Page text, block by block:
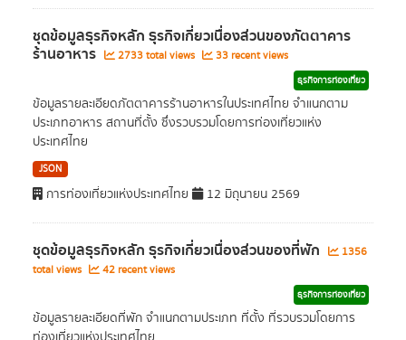
ชุดข้อมูลธุรกิจหลัก ธุรกิจเกี่ยวเนื่องส่วนของภัตตาคาร
ร้านอาหาร 2733 total views 33 recent views
ธุรกิจการท่องเที่ยว
ข้อมูลรายละเอียดภัตตาคารร้านอาหารในประเทศไทย จำแนกตาม
ประเภทอาหาร สถานที่ตั้ง ซึ่งรวบรวมโดยการท่องเที่ยวแห่ง
ประเทศไทย
JSON
การท่องเที่ยวแห่งประเทศไทย 12 มิถุนายน 2569
ชุดข้อมูลธุรกิจหลัก ธุรกิจเกี่ยวเนื่องส่วนของที่พัก
1356
total views
42 recent views
ธุรกิจการท่องเที่ยว
ข้อมูลรายละเอียดที่พัก จำแนกตามประเภท ที่ตั้ง ที่รวบรวมโดยการ